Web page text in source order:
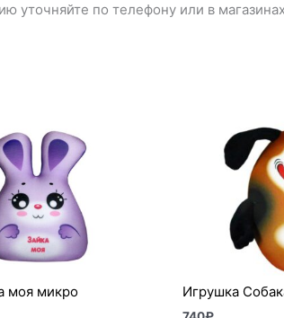
уточняйте по телефону или в магазинах
моя микро Игрушка